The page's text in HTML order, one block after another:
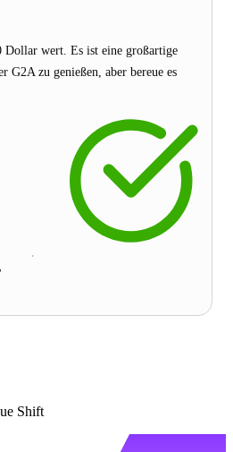
wert. Es ist eine großartige
G2A zu genießen, aber bereue es
Shift